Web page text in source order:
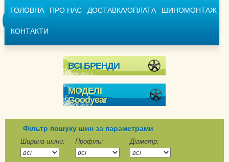
ГОЛОВНА ПРО НАС ДОСТАВКА/ОПЛАТА ШИНОМОНТАЖ
КОНТАКТИ
ВСІ БРЕНДИ
МОДЕЛІ
Goodyear
Ultra Grip 600
Ultra Grip 8
Ultra Grip 8 Performance
Фільтр пошуку шин за параметрами
Ширина шини: Профіль: Діаметр: